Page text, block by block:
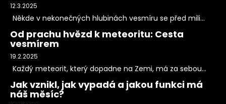
12.3.2025
Někde v nekonečných hlubinách vesmíru se před mili...
Od prachu hvězd k meteoritu: Cesta
vesmírem
19.2.2025
Každý meteorit, který dopadne na Zemi, má za sebou...
Jak vznikl, jak vypadá a jakou funkci má
náš měsíc?